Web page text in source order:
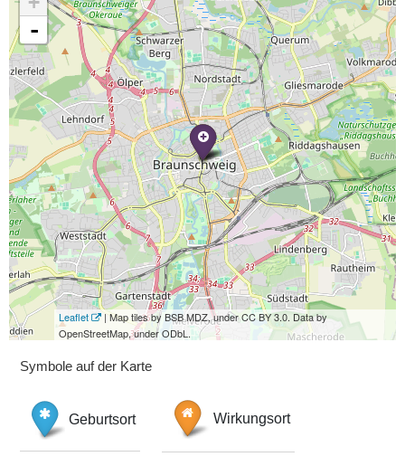
-
Leaflet
| Map tiles by BSB MDZ, under CC BY 3.0. Data by
OpenStreetMap, under ODbL.
Symbole auf der Karte
Geburtsort Wirkungsort